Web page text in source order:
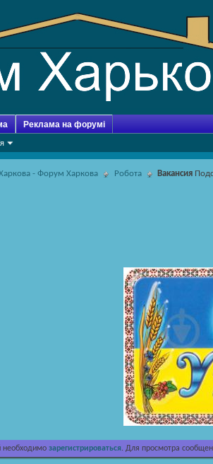
Реклама на форумі
- Форум Харкова Робота Вакансия
необходимо зарегистрироваться. Для просмотра